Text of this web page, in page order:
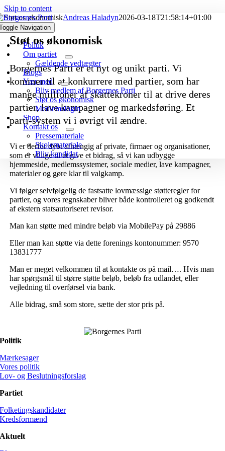
Skip to content
Navigation
Politik
Om partiet
Gældende vedtægter
Blogs
Vær med
Bliv medlem af Borgernes Parti
Støt os økonomisk
Medlemslogin
Shop
Kontakt os
Pressemateriale
Skolemateriale
Bliv kandidat
Støt os økonomiskAndreas Haladyn2026-03-18T21:58:14+01:00
Støt os økonomisk
Borgernes Parti er et nyt og unikt parti. Vi
kommer til at konkurrere med partier, som har
mange millioner af skattekroner til at drive deres
partier, lave kampagner og markedsføring. Et
parti-system vi i øvrigt vil ændre.
Vi er derfor dybt afhængig af private, firmaer og organisationer,
som er villige til at give et bidrag, så vi kan udbygge
hjemmeside, medlemssystemer, sociale medier, lave kampagner,
materialer og gøre klar til valgkamp.
Vi følger selvfølgelig de fastsatte lovmæssige støtteregler for
partier, og vores regnskaber bliver både kontrolleret og godkendt
af ekstern statsautoriseret revisor.
Man kan støtte med mindre beløb via MobilePay på 29886
Eller man kan støtte via dette forenings kontonummer: 9570
13831777
Man er meget velkommen til at kontakte os på mail…. Hvis man
har spørgsmål til større støtte beløb, beløb fra udlandet, eller
vejledning til overførsel via bank.
Alle bidrag, små som store, sætte der stor pris på.
Politik
Mærkesager
Vores politik
Lov- og Beslutningsforslag
Partiet
Folketingskandidater
Kredsformænd
Aktuelt